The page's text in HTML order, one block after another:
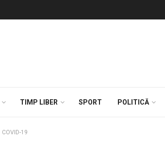
TIMP LIBER SPORT POLITICĂ
COVID-19